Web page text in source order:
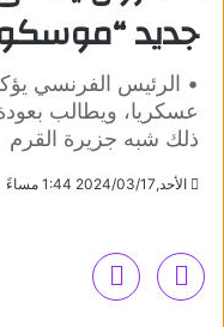
جديد
• الرئيس الفرنسي
عسكريا، ويطالب
ذلك شبه جزيرة القرم
الأحد,2024/03/17 1:44 مساءً